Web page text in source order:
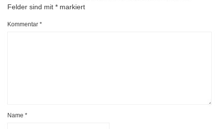
Felder sind mit * markiert
Kommentar *
Name *